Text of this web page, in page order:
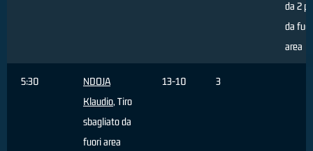
da 2
da
area
5:30
NDOJA
Klaudio, Tiro
sbagliato da
fuori area
13-10 3